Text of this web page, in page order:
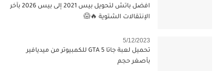
افضل باتش لتحويل بيس 2021 إلى بيس 2026 بآخر
الإنتقالات الشتوية 🔥😱
5/12/2023
تحميل لعبة جاتا 5 GTA للكمبيوتر من ميديافير
بأصغر حجم